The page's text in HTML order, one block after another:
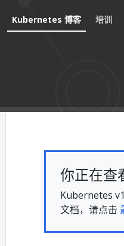
Kubernetes 博客 培训
你正在查
Kubernetes
文档，请点击